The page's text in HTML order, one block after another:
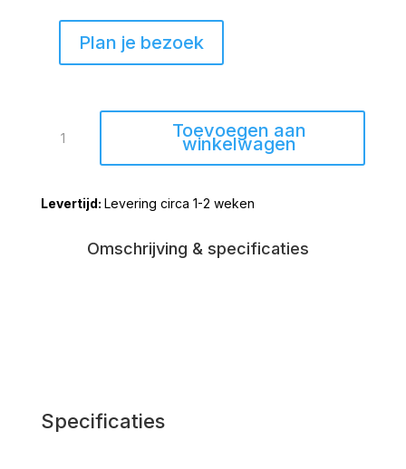
Plan je bezoek
Donnerhall
Toevoegen aan
winkelwagen
Levering circa 1-2 weken
Omschrijving & specificaties
Specificaties